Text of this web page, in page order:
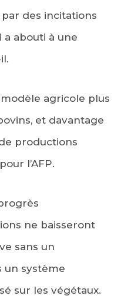
par des incitations
abouti à une
modèle agricole plus
et davantage
productions
l’AFP.
ne baisseront
sans un
un système
sur les végétaux.